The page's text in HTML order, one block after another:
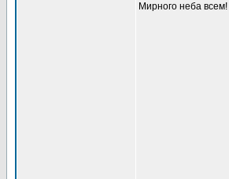
Мирного неба всем!